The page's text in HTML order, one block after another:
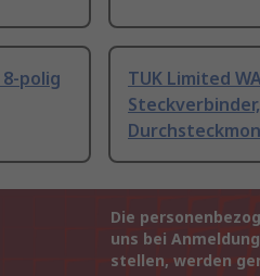
polig
TUK Limited
Die
uns bei
stellen, werden